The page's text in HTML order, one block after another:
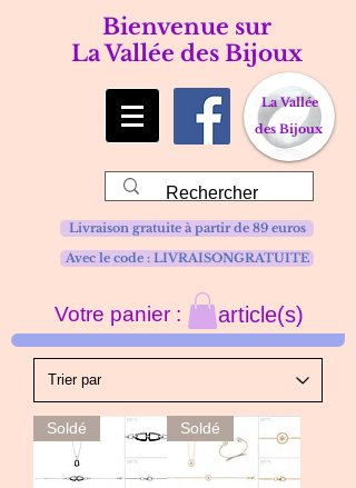
Bienvenue sur
La Vallée des Bijoux
La Vallée
des Bijoux
Avec le code : LIVRAISONGRATUITE
Livraison gratuite à partir de 89 euros
Votre panier : article(s)
Soldé Soldé